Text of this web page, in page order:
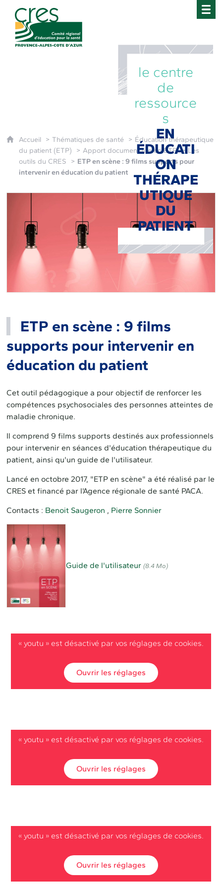
CRES Paca - Comité Régional d'Éducation
Accueil Thématiques de santé
Éducation thérapeutique
du patient (ETP)
Apport documentaire en ETP
Les
outils du CRES
ETP en scène : 9 films supports pour
intervenir en éducation du patient
le centre
de
ressource
s
EN
ÉDUCATI
ON
THÉRAPE
UTIQUE
DU
PATIENT
ETP en scène : 9 films
supports pour intervenir en
éducation du patient
Cet outil pédagogique a pour objectif de renforcer les
compétences psychosociales des personnes atteintes de
maladie chronique.
Il comprend 9 films supports destinés aux professionnels
pour intervenir en séances d'éducation thérapeutique du
patient, ainsi qu'un guide de l'utilisateur.
Lancé en octobre 2017, "ETP en scène" a été réalisé par le
CRES et financé par l'Agence régionale de santé PACA.
Contacts : Benoit Saugeron , Pierre Sonnier
Guide de l'utilisateur(8.4 Mo)
« youtu » est désactivé par vos réglages de cookies.
Ouvrir les réglages
« youtu » est désactivé par vos réglages de cookies.
Ouvrir les réglages
« youtu » est désactivé par vos réglages de cookies.
Ouvrir les réglages